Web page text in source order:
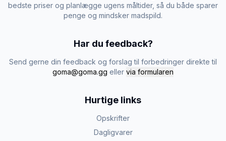
bedste priser og planlægge ugens måltider, så du både sparer
penge og mindsker madspild.
Har du feedback?
Send gerne din feedback og forslag til forbedringer direkte til
goma@goma.gg eller via formularen
Hurtige links
Opskrifter
Dagligvarer